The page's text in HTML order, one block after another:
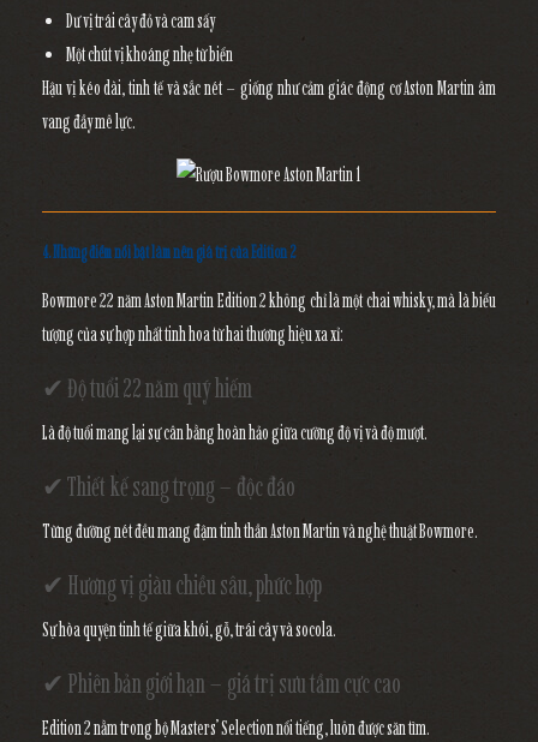
Dư vị trái cây đỏ và cam sấy
Một chút vị khoáng nhẹ từ biển
Hậu vị kéo dài, tinh tế và sắc nét – giống như cảm giác động cơ Aston Martin âm
vang đầy mê lực.
4. Những điểm nổi bật làm nên giá trị của Edition 2
Bowmore 22 năm Aston Martin Edition 2 không chỉ là một chai whisky, mà là biểu
tượng của sự hợp nhất tinh hoa từ hai thương hiệu xa xỉ:
✔ Độ tuổi 22 năm quý hiếm
Là độ tuổi mang lại sự cân bằng hoàn hảo giữa cường độ vị và độ mượt.
✔ Thiết kế sang trọng – độc đáo
Từng đường nét đều mang đậm tinh thần Aston Martin và nghệ thuật Bowmore.
✔ Hương vị giàu chiều sâu, phức hợp
Sự hòa quyện tinh tế giữa khói, gỗ, trái cây và socola.
✔ Phiên bản giới hạn – giá trị sưu tầm cực cao
Edition 2 nằm trong bộ Masters’ Selection nổi tiếng, luôn được săn tìm.